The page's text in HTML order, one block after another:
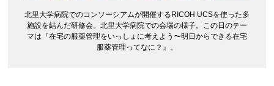
北里大学病院でのコンソーシアムが開催するRICOH UCSを使った多
施設を結んだ研修会。北里大学病院での会場の様子。この日のテー
マは『在宅の服薬管理をいっしょに考えよう〜明日からできる在宅
服薬管理ってなに？』。